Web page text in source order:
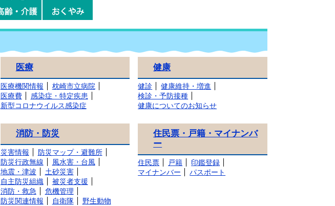
医療
医療機関情報
枕崎市立病院
医療費
感染症・特定疾患
新型コロナウイルス感染症
健康
健診
健康維持・増進
検診・予防接種
健康についてのお知らせ
消防・防災
災害情報
防災マップ・避難所
防災行政無線
風水害・台風
地震・津波
土砂災害
自主防災組織
被災者支援
消防・救急
危機管理
防災関連情報
自衛隊 野生動物
住民票・戸籍・マイナンバ
ー
住民票 戸籍
印鑑登録
マイナンバー
パスポート